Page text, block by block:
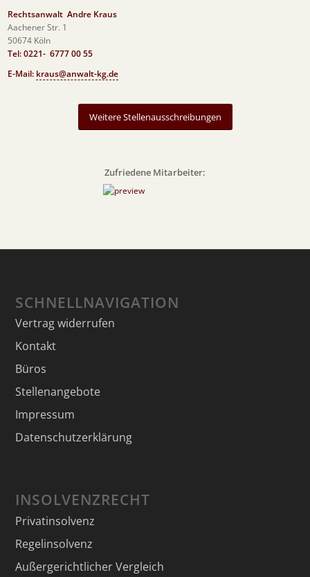
Rechtsanwalt Andre Kraus
Aachener Str. 1
50674 Köln
Tel: 0221- 6777 00 55
E-Mail: kraus@anwalt-kg.de
Weitere Stellenausschreibungen
Zufriedene Mitarbeiter:
SCHNELLNAVIGATION
Vertrag widerrufen
Kontakt
Büros
Stellenangebote
Impressum
Datenschutzerklärung
INSOLVENZRECHT
Privatinsolvenz
Regelinsolvenz
Außergerichtlicher Vergleich